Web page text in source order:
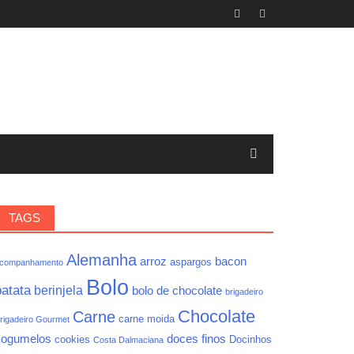
TAGS
Alemanha arroz aspargos bacon
berinjela Bolo bolo de chocolate brigadeiro
Gourmet Carne carne moida Chocolate
cookies Costa Dalmaciana doces finos Docinhos